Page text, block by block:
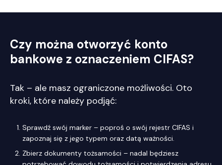
Czy można otworzyć konto
bankowe z oznaczeniem CIFAS?
Tak – ale masz ograniczone możliwości. Oto
kroki, które należy podjąć:
Sprawdź swój marker – poproś o swój rejestr CIFAS i
zapoznaj się z jego typem oraz datą ważności.
Zbierz dokumenty tożsamości – nadal będziesz